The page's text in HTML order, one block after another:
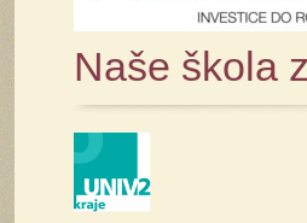
Naše škola